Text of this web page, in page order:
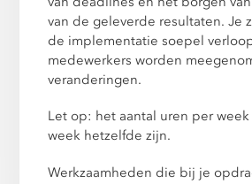
van de geleverde resultaten. Je
de implementatie soepel
medewerkers worden
veranderingen.
Let op: het aantal uren per
week hetzelfde zijn.
Werkzaamheden die bij je